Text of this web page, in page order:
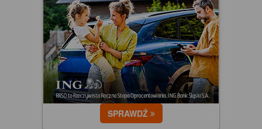
SPRAWDŹ